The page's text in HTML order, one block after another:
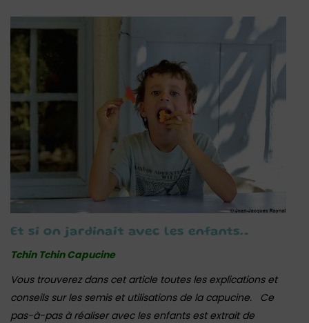
Et si on jardinait avec les enfants…
Tchin Tchin Capucine
Vous trouverez dans cet article toutes les explications et
conseils sur les semis et utilisations de la capucine. Ce
pas-à-pas à réaliser avec les enfants est extrait de